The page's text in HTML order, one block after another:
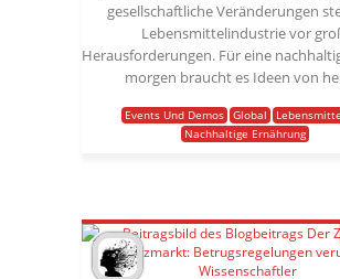
gesellschaftliche Veränderungen
Lebensmittelindustrie vor
Herausforderungen. Für eine
morgen braucht es Ideen von
Events Und Demos Global
Nachhaltige Ernährung